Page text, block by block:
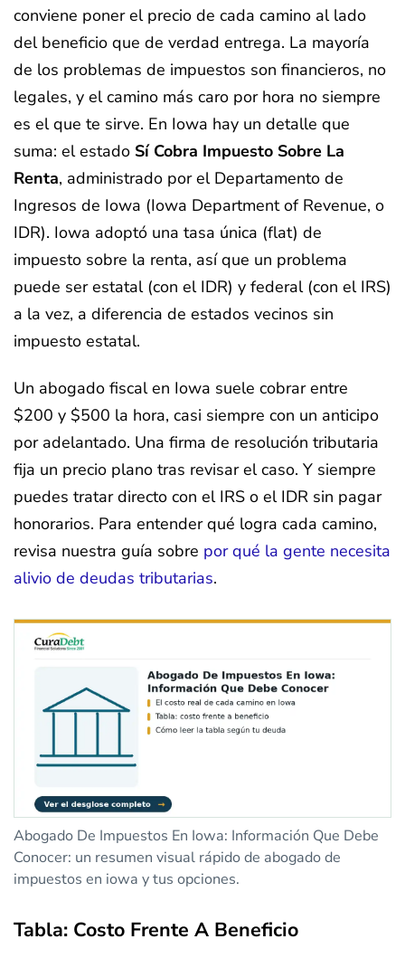
conviene poner el precio de cada camino al lado
del beneficio que de verdad entrega. La mayoría
de los problemas de impuestos son financieros, no
legales, y el camino más caro por hora no siempre
es el que te sirve. En Iowa hay un detalle que
suma: el estado Sí Cobra Impuesto Sobre La
Renta, administrado por el Departamento de
Ingresos de Iowa (Iowa Department of Revenue, o
IDR). Iowa adoptó una tasa única (flat) de
impuesto sobre la renta, así que un problema
puede ser estatal (con el IDR) y federal (con el IRS)
a la vez, a diferencia de estados vecinos sin
impuesto estatal.
Un abogado fiscal en Iowa suele cobrar entre
$200 y $500 la hora, casi siempre con un anticipo
por adelantado. Una firma de resolución tributaria
fija un precio plano tras revisar el caso. Y siempre
puedes tratar directo con el IRS o el IDR sin pagar
honorarios. Para entender qué logra cada camino,
revisa nuestra guía sobre por qué la gente necesita
alivio de deudas tributarias.
Abogado De Impuestos En Iowa: Información Que Debe
Conocer: un resumen visual rápido de abogado de
impuestos en iowa y tus opciones.
Tabla: Costo Frente A Beneficio